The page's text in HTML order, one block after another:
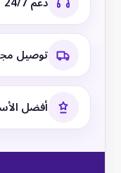
توصيل
أفضل